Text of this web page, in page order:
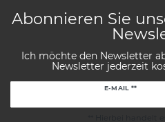
Abonnieren Sie
Ich möchte den Newsletter
Newsletter jederzeit
E-MAIL **